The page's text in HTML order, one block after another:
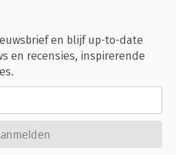
en blijf up-to-date
en recensies, inspirerende